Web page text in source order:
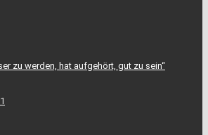
zu werden, hat aufgehört, gut zu sein“